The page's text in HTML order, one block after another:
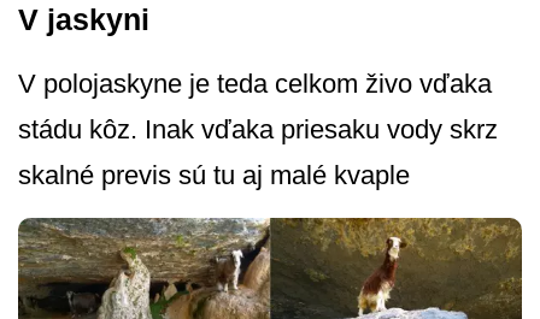
V jaskyni
V polojaskyne je teda celkom živo vďaka
stádu kôz. Inak vďaka priesaku vody skrz
skalné previs sú tu aj malé kvaple